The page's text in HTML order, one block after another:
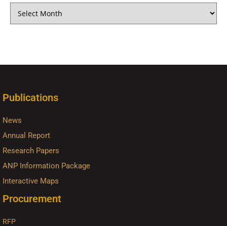
Publications
News
Annual Report
Research Papers
ANP Information Package
Interactive Maps
Procurement
RFP